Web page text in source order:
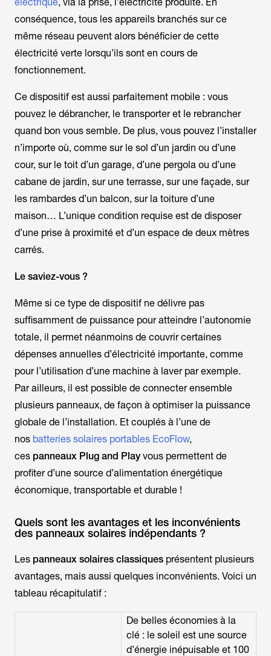
conséquence, tous les appareils branchés sur ce
même réseau peuvent alors bénéficier de cette
électricité verte lorsqu’ils sont en cours de
fonctionnement.
Ce dispositif est aussi parfaitement mobile : vous
pouvez le débrancher, le transporter et le rebrancher
quand bon vous semble. De plus, vous pouvez l’installer
n’importe où, comme sur le sol d’un jardin ou d’une
cour, sur le toit d’un garage, d’une pergola ou d’une
cabane de jardin, sur une terrasse, sur une façade, sur
les rambardes d’un balcon, sur la toiture d’une
maison… L’unique condition requise est de disposer
d’une prise à proximité et d’un espace de deux mètres
carrés.
Le saviez-vous ?
Même si ce type de dispositif ne délivre pas
suffisamment de puissance pour atteindre l’autonomie
totale, il permet néanmoins de couvrir certaines
dépenses annuelles d’électricité importante, comme
pour l’utilisation d’une machine à laver par exemple.
Par ailleurs, il est possible de connecter ensemble
plusieurs panneaux, de façon à optimiser la puissance
globale de l’installation. Et couplés à l’une de
nos batteries solaires portables EcoFlow,
ces panneaux Plug and Play vous permettent de
profiter d’une source d’alimentation énergétique
économique, transportable et durable !
Quels sont les avantages et les inconvénients
des panneaux solaires indépendants ?
Les panneaux solaires classiques présentent plusieurs
avantages, mais aussi quelques inconvénients. Voici un
tableau récapitulatif :
De belles économies à la
clé : le soleil est une source
d’énergie inépuisable et 100